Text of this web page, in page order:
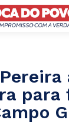
para